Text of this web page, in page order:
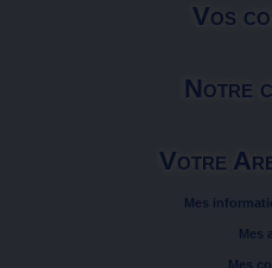
Vos
Notre
Votre
Mes
Mes
Mes